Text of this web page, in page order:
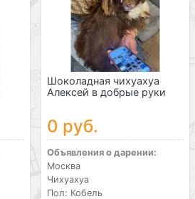
Шоколадная чихуахуа
Алексей в добрые руки
0 руб.
Объявления о дарении:
Москва
Чихуахуа
Пол: Кобель